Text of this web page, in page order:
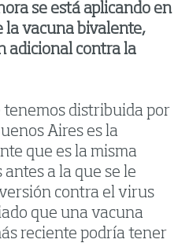
se está aplicando en
la vacuna bivalente,
adicional contra la
tenemos distribuida por
Aires es la
que es la misma
a la que se le
contra el virus
que una vacuna
reciente podría tener